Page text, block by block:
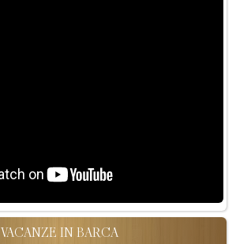
VACANZE IN BARCA